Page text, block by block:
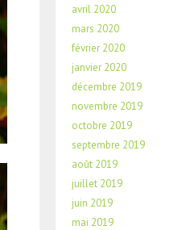
avril 2020
mars 2020
février 2020
janvier 2020
décembre 2019
novembre 2019
octobre 2019
septembre 2019
août 2019
juillet 2019
juin 2019
mai 2019